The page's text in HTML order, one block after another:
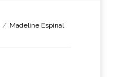
Madeline Espinal